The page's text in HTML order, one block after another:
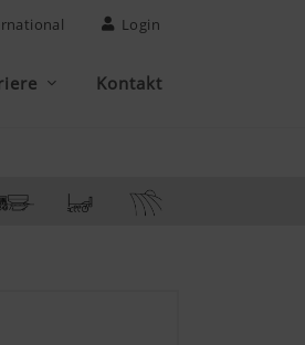
Login
Kontakt